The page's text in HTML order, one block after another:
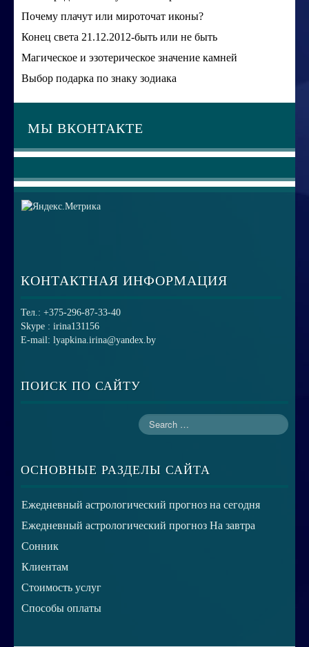
Почему плачут или мироточат иконы?
Конец света 21.12.2012-быть или не быть
Магическое и эзотерическое значение камней
Выбор подарка по знаку зодиака
МЫ ВКОНТАКТЕ
КОНТАКТНАЯ ИНФОРМАЦИЯ
Тел.: +375-296-87-33-40
Skype : irina131156
E-mail: lyapkina.irina@yandex.by
ПОИСК ПО САЙТУ
ОСНОВНЫЕ РАЗДЕЛЫ САЙТА
Ежедневный астрологический прогноз на сегодня
Ежедневный астрологический прогноз На завтра
Сонник
Клиентам
Стоимость услуг
Способы оплаты